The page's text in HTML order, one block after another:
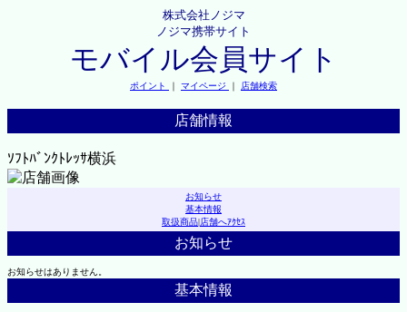
株式会社ノジマ
ノジマ携帯サイト
モバイル会員サイト
ポイント ｜ マイページ ｜ 店舗検索
店舗情報
ｿﾌﾄﾊﾞﾝｸﾄﾚｯｻ横浜
お知らせ
基本情報
取扱商品|店舗へｱｸｾｽ
お知らせ
お知らせはありません。
基本情報